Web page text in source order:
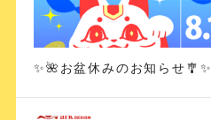
✨🌺お盆休みのお知らせ🎐✨